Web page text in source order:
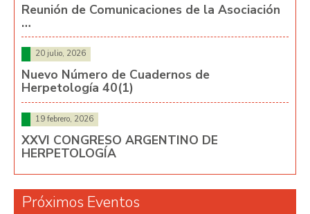
Reunión de Comunicaciones de la Asociación
…
20 julio, 2026
Nuevo Número de Cuadernos de
Herpetología 40(1)
19 febrero, 2026
XXVI CONGRESO ARGENTINO DE
HERPETOLOGÍA
Próximos Eventos